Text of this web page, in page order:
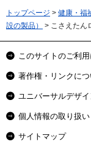
トップページ > 健康・福
設の製品）
> こさえたん
このサイトのご利
著作権・リンクにつ
ユニバーサルデザ
個人情報の取り扱い
サイトマップ